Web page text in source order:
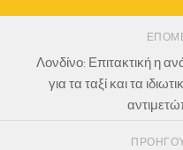
Λονδίνο: Επιτακτική η
για τα ταξί και τα